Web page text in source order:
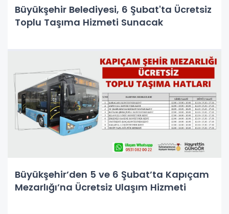
Büyükşehir Belediyesi, 6 Şubat'ta Ücretsiz
Toplu Taşıma Hizmeti Sunacak
Büyükşehir’den 5 ve 6 Şubat’ta Kapıçam
Mezarlığı’na Ücretsiz Ulaşım Hizmeti